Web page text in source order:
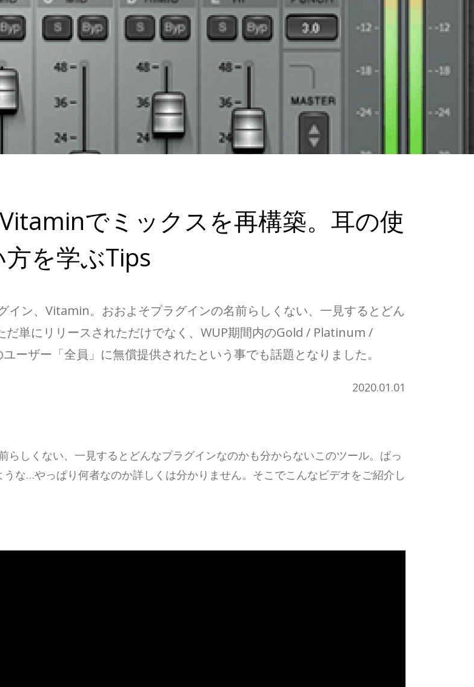
でミックスを再構築。耳の使
方を学ぶTips
イン、Vitamin。おおよそプラグインの名前らしくない、一見するとどん
単にリリースされただけでなく、WUP期間内のGold / Platinum /
ザー「全員」に無償提供されたという事でも話題となりました。
2020.01.01
しくない、一見するとどんなプラグインなのかも分からないこのツール。ぱっ
な…やっぱり何者なのか詳しくは分かりません。そこでこんなビデオをご紹介し